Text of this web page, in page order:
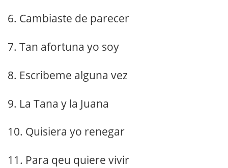
6. Cambiaste de parecer
7. Tan afortuna yo soy
8. Escribeme alguna vez
9. La Tana y la Juana
10. Quisiera yo renegar
11. Para qeu quiere vivir